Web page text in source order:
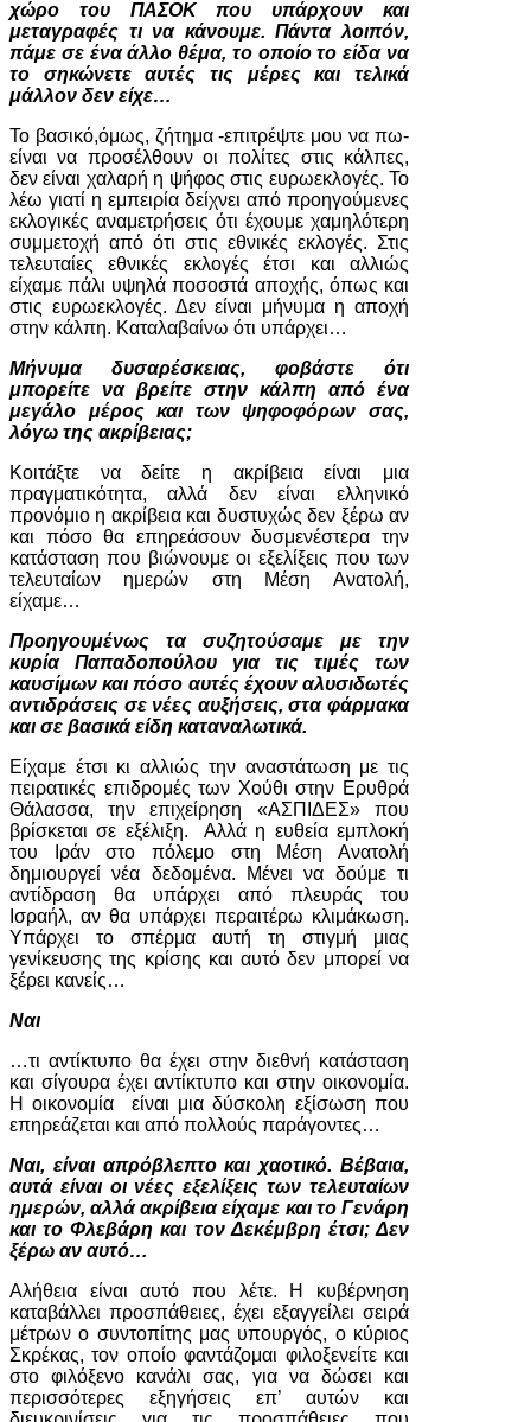
χώρο του ΠΑΣΟΚ που υπάρχουν και
μεταγραφές τι να κάνουμε. Πάντα λοιπόν,
πάμε σε ένα άλλο θέμα, το οποίο το είδα να
το σηκώνετε αυτές τις μέρες και τελικά
μάλλον δεν είχε…
Το βασικό,όμως, ζήτημα -επιτρέψτε μου να πω-
είναι να προσέλθουν οι πολίτες στις κάλπες,
δεν είναι χαλαρή η ψήφος στις ευρωεκλογές. Το
λέω γιατί η εμπειρία δείχνει από προηγούμενες
εκλογικές αναμετρήσεις ότι έχουμε χαμηλότερη
συμμετοχή από ότι στις εθνικές εκλογές. Στις
τελευταίες εθνικές εκλογές έτσι και αλλιώς
είχαμε πάλι υψηλά ποσοστά αποχής, όπως και
στις ευρωεκλογές. Δεν είναι μήνυμα η αποχή
στην κάλπη. Καταλαβαίνω ότι υπάρχει…
Μήνυμα δυσαρέσκειας, φοβάστε ότι
μπορείτε να βρείτε στην κάλπη από ένα
μεγάλο μέρος και των ψηφοφόρων σας,
λόγω της ακρίβειας;
Κοιτάξτε να δείτε η ακρίβεια είναι μια
πραγματικότητα, αλλά δεν είναι ελληνικό
προνόμιο η ακρίβεια και δυστυχώς δεν ξέρω αν
και πόσο θα επηρεάσουν δυσμενέστερα την
κατάσταση που βιώνουμε οι εξελίξεις που των
τελευταίων ημερών στη Μέση Ανατολή,
είχαμε…
Προηγουμένως τα συζητούσαμε με την
κυρία Παπαδοπούλου για τις τιμές των
καυσίμων και πόσο αυτές έχουν αλυσιδωτές
αντιδράσεις σε νέες αυξήσεις, στα φάρμακα
και σε βασικά είδη καταναλωτικά.
Είχαμε έτσι κι αλλιώς την αναστάτωση με τις
πειρατικές επιδρομές των Χούθι στην Ερυθρά
Θάλασσα, την επιχείρηση «ΑΣΠΙΔΕΣ» που
βρίσκεται σε εξέλιξη. Αλλά η ευθεία εμπλοκή
του Ιράν στο πόλεμο στη Μέση Ανατολή
δημιουργεί νέα δεδομένα. Μένει να δούμε τι
αντίδραση θα υπάρχει από πλευράς του
Ισραήλ, αν θα υπάρχει περαιτέρω κλιμάκωση.
Υπάρχει το σπέρμα αυτή τη στιγμή μιας
γενίκευσης της κρίσης και αυτό δεν μπορεί να
ξέρει κανείς…
Ναι
…τι αντίκτυπο θα έχει στην διεθνή κατάσταση
και σίγουρα έχει αντίκτυπο και στην οικονομία.
Η οικονομία είναι μια δύσκολη εξίσωση που
επηρεάζεται και από πολλούς παράγοντες…
Ναι, είναι απρόβλεπτο και χαοτικό. Βέβαια,
αυτά είναι οι νέες εξελίξεις των τελευταίων
ημερών, αλλά ακρίβεια είχαμε και το Γενάρη
και το Φλεβάρη και τον Δεκέμβρη έτσι; Δεν
ξέρω αν αυτό…
Αλήθεια είναι αυτό που λέτε. Η κυβέρνηση
καταβάλλει προσπάθειες, έχει εξαγγείλει σειρά
μέτρων ο συντοπίτης μας υπουργός, ο κύριος
Σκρέκας, τον οποίο φαντάζομαι φιλοξενείτε και
στο φιλόξενο κανάλι σας, για να δώσει και
περισσότερες εξηγήσεις επ’ αυτών και